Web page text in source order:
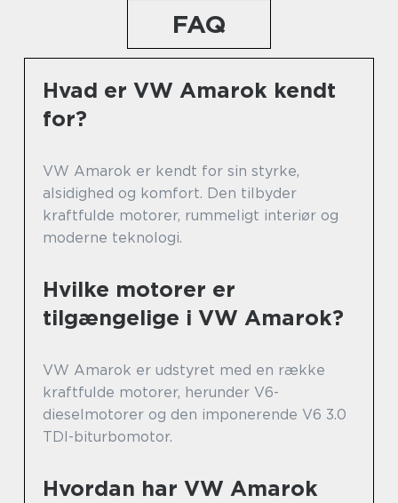
FAQ
Hvad er VW Amarok kendt
for?
VW Amarok er kendt for sin styrke,
alsidighed og komfort. Den tilbyder
kraftfulde motorer, rummeligt interiør og
moderne teknologi.
Hvilke motorer er
tilgængelige i VW Amarok?
VW Amarok er udstyret med en række
kraftfulde motorer, herunder V6-
dieselmotorer og den imponerende V6 3.0
TDI-biturbomotor.
Hvordan har VW Amarok